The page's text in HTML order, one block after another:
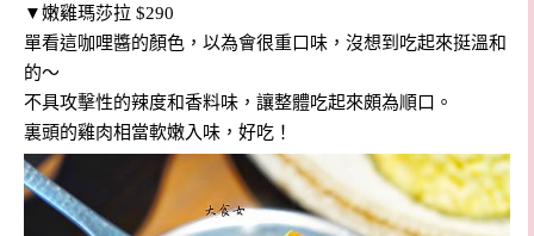
▼嫩雞瑪莎拉 $290
單看這咖哩醬的顏色，以為會很重口味，沒想到吃起來挺溫和
的～
不具攻擊性的辣度和香料味，讓整體吃起來頗為順口。
裏頭的雞肉相當軟嫩入味，好吃！